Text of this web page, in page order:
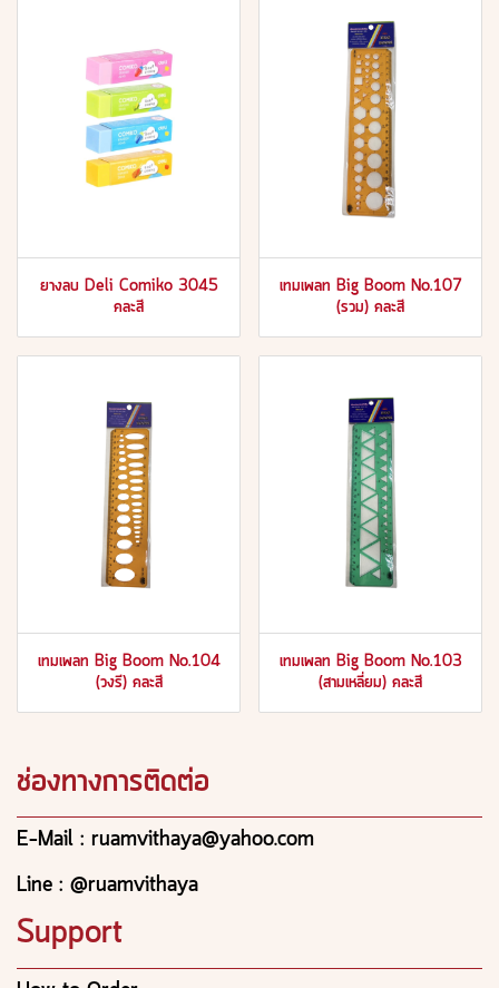
ยางลบ Deli Comiko 3045
คละสี
เทมเพลท Big Boom No.107
(รวม) คละสี
เทมเพลท Big Boom No.104
(วงรี) คละสี
เทมเพลท Big Boom No.103
(สามเหลี่ยม) คละสี
ช่องทางการติดต่อ
E-Mail : ruamvithaya@yahoo.com
Line : @ruamvithaya
Support